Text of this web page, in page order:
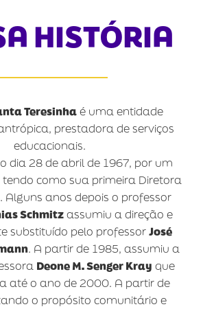
HISTÓRIA
Teresinhaé uma entidade
prestadora de serviços
educacionais.
dia 28 de abril de 1967, por um
como sua primeira Diretora
. Alguns anos depois o professor
Schmitzassumiu a direção e
substituído pelo professorJosé
. A partir de 1985, assumiu a
Deone M. Senger Kray que
até o ano de 2000. A partir de
o propósito comunitário e